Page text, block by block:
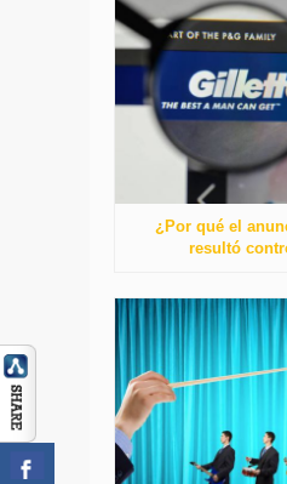
¿Por qué el
resultó